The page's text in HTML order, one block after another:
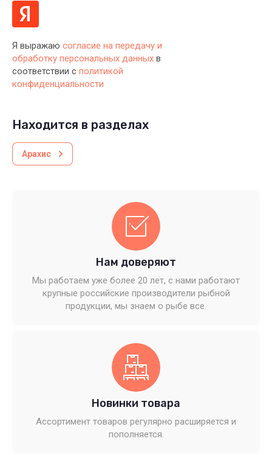
Я выражаю согласие на передачу и
обработку персональных данных в
соответствии с политикой
конфиденциальности
Находится в разделах
Арахис
Нам доверяют
Мы работаем уже более 20 лет, с нами работают
крупные российские производители рыбной
продукции, мы знаем о рыбе все.
Новинки товара
Ассортимент товаров регулярно расширяется и
пополняется.